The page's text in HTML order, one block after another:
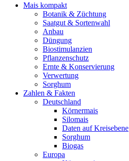
Mais kompakt
Botanik & Züchtung
Saatgut & Sortenwahl
Anbau
Düngung
Biostimulanzien
Pflanzenschutz
Ernte & Konservierung
Verwertung
Sorghum
Zahlen & Fakten
Deutschland
Körnermais
Silomais
Daten auf Kreisebene
Sorghum
Biogas
Europa